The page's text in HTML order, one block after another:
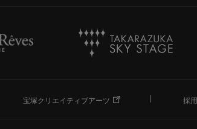
宝塚クリエイティブアーツ 採